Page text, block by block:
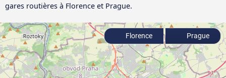
gares routières à Florence et Prague.
Florence Prague